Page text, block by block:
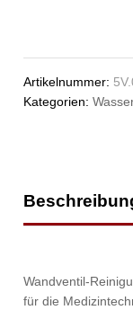
Artikelnummer:
Kategorien:
Wandventil-
für die